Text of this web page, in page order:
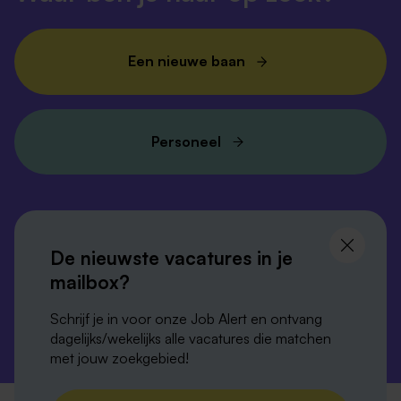
Een nieuwe baan
Personeel
blijf op de hoogte
De nieuwste vacatures in je
mailbox?
Schrijf je in voor onze Job Alert en ontvang
dagelijks/wekelijks alle vacatures die matchen
met jouw zoekgebied!